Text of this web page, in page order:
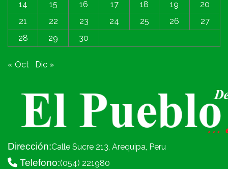
14
15 16 17 18 19
20
21
22 23 24 25 26
27
28
29 30
« Oct Dic »
Dirección:Calle Sucre 213, Arequipa, Peru
Telefono:(054) 221980